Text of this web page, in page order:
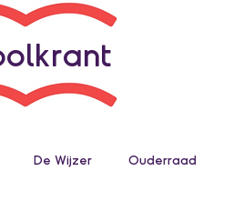
De Wijzer Ouderraad